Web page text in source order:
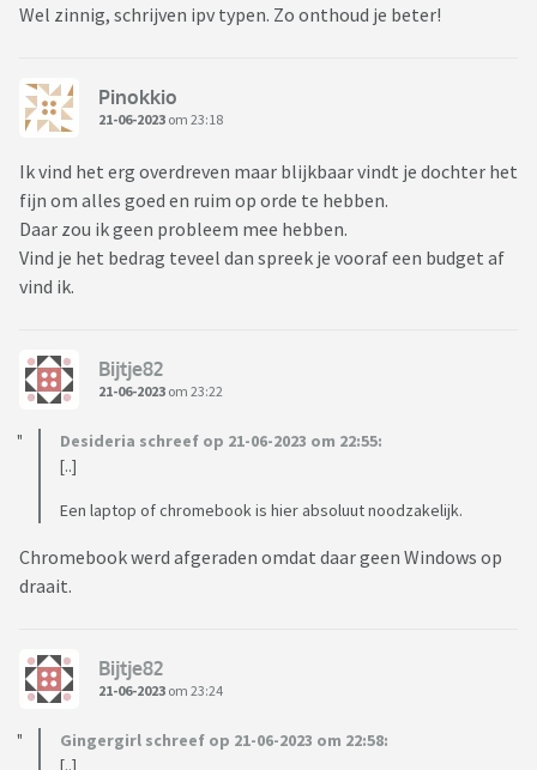
Wel zinnig, schrijven ipv typen. Zo onthoud je beter!
Pinokkio
21-06-2023 om 23:18
Ik vind het erg overdreven maar blijkbaar vindt je dochter het
fijn om alles goed en ruim op orde te hebben.
Daar zou ik geen probleem mee hebben.
Vind je het bedrag teveel dan spreek je vooraf een budget af
vind ik.
Bijtje82
21-06-2023 om 23:22
Desideria schreef op 21-06-2023 om 22:55:
[..]
Een laptop of chromebook is hier absoluut noodzakelijk.
Chromebook werd afgeraden omdat daar geen Windows op
draait.
Bijtje82
21-06-2023 om 23:24
Gingergirl schreef op 21-06-2023 om 22:58:
[..]